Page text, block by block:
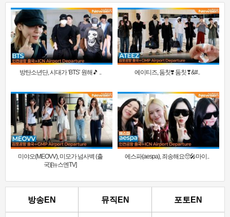
방탄소년단, 시대가 ‘BTS’ 원해🎵 .. 에이티즈, 둠칫❣️ 둠칫❣&#..
미야오(MEOVV), 미모가 넘사벽 (출
국)[뉴스엔TV]
에스파(aespa), 죄송해요🥺🎤마이..
방송EN 뮤직EN 포토EN